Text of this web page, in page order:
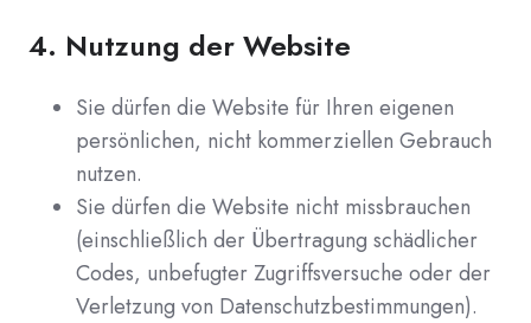
4. Nutzung der Website
Sie dürfen die Website für Ihren eigenen
persönlichen, nicht kommerziellen Gebrauch
nutzen.
Sie dürfen die Website nicht missbrauchen
(einschließlich der Übertragung schädlicher
Codes, unbefugter Zugriffsversuche oder der
Verletzung von Datenschutzbestimmungen).